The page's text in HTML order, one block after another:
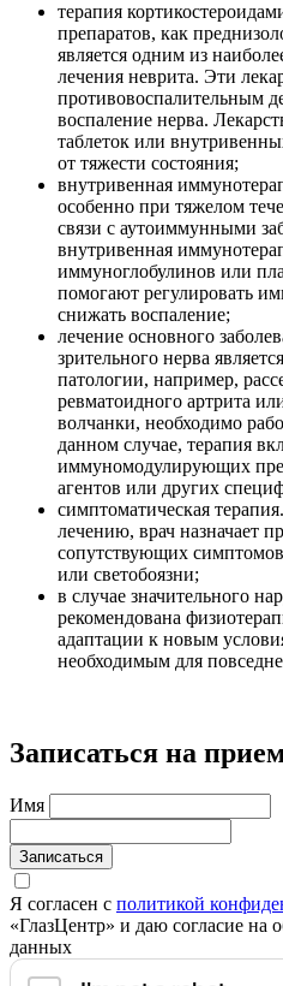
терапия
препаратов, как
является одним из
лечения неврита. Эти
противовоспалительным
воспаление нерва.
таблеток или
от тяжести состояния;
внутривенная
особенно при тяжелом
связи с аутоиммунными
внутривенная
иммуноглобулинов или
помогают регулировать
снижать воспаление;
лечение основного
зрительного нерва
патологии, например,
ревматоидного артрита
волчанки, необходимо
данном случае, терапия
иммуномодулирующих
агентов или других
симптоматическая
лечению, врач назначает
сопутствующих
или светобоязни;
в случае значительного
рекомендована
адаптации к новым
необходимым для
Записаться на
Имя
Записаться
Я согласен с политикой
«ГлазЦентр» и даю согласие на
данных